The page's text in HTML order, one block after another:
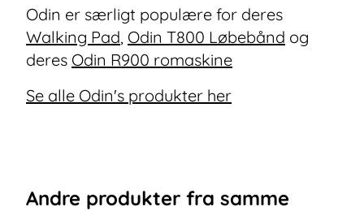
Odin er særligt populære for deres
Walking Pad, Odin T800 Løbebånd og
deres Odin R900 romaskine
Se alle Odin's produkter her
Andre produkter fra samme